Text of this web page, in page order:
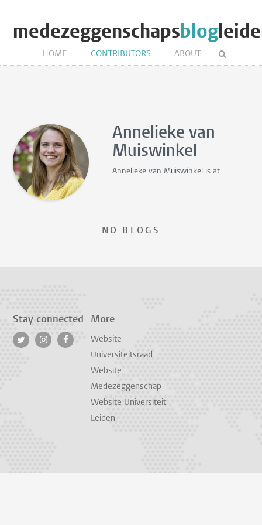
medezeggenschapsblog
HOME CONTRIBUTORS ABOUT
Annelieke van
Muiswinkel
Annelieke van Muiswinkel isat
NO BLOGS
Stay connected More
Website
Universiteitsraad
Website
Medezeggenschap
Website Universiteit
Leiden